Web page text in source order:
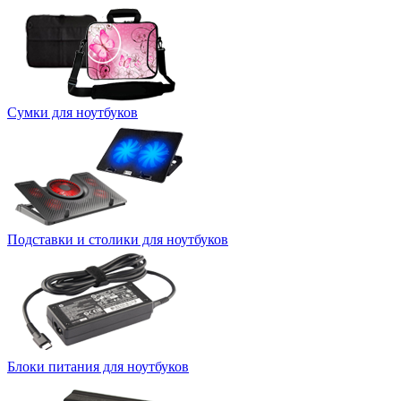
Сумки для ноутбуков
Подставки и столики для ноутбуков
Блоки питания для ноутбуков